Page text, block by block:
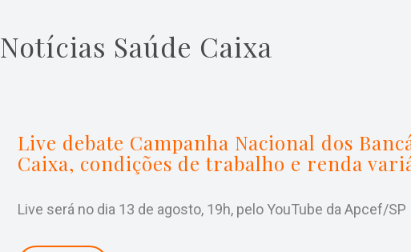
Notícias Saúde Caixa
Live debate Campanha Nacional dos
Caixa, condições de trabalho e renda
Live será no dia 13 de agosto, 19h, pelo YouTube da Apcef/SP